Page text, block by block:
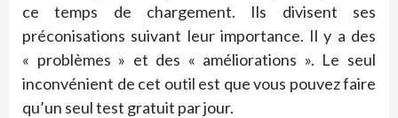
ce temps de chargement. Ils divisent ses
préconisations suivant leur importance. Il y a des
« problèmes » et des « améliorations ». Le seul
inconvénient de cet outil est que vous pouvez faire
qu’un seul test gratuit par jour.